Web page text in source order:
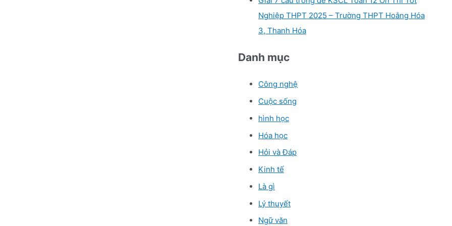
Nghiệp THPT 2025 – Trường THPT Hoằng Hóa
3, Thanh Hóa
Danh mục
Công nghệ
Cuộc sống
hình học
Hóa học
Hỏi và Đáp
Kinh tế
Là gì
Lý thuyết
Ngữ văn